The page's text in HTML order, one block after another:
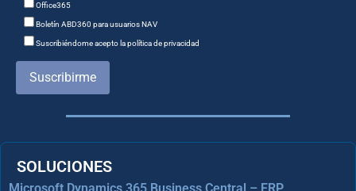
Office365
Boletín ABD360 para usuarios NAV
Suscribiéndome acepto la política de privacidad
Suscribirme
SOLUCIONES